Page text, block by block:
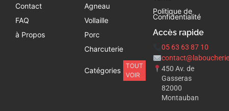
Contact
FAQ
à Propos
Agneau
Vollaille
Porc
Charcuterie
Catégories
TOUT
VOIR
Politique de
Confidentialité
Accès rapide
05 63 63 87 10
450 Av. de
Gasseras
82000
Montauban